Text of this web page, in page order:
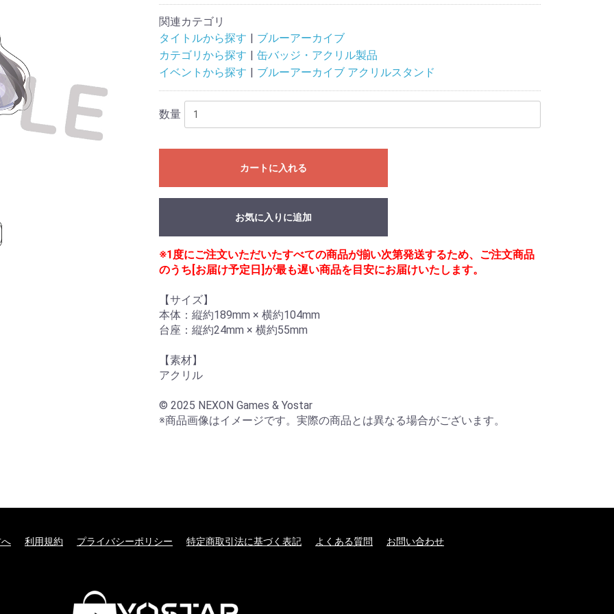
関連カテゴリ
タイトルから探す
ブルーアーカイブ
カテゴリから探す
缶バッジ・アクリル製品
イベントから探す
ブルーアーカイブ アクリルスタンド
数量
カートに入れる
お気に入りに追加
※1度にご注文いただいたすべての商品が揃い次第発送するため、ご注文商品
のうち[お届け予定日]が最も遅い商品を目安にお届けいたします。
【サイズ】
本体：縦約189mm × 横約104mm
台座：縦約24mm × 横約55mm
【素材】
アクリル
© 2025 NEXON Games & Yostar
※商品画像はイメージです。実際の商品とは異なる場合がございます。
利用規約 プライバシーポリシー 特定商取引法に基づく表記 よくある質問 お問い合わせ